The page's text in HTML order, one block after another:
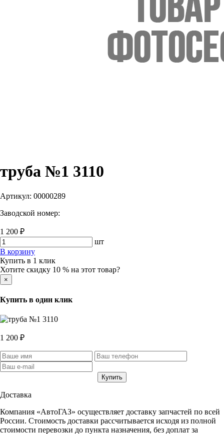
труба №1 3110
Артикул: 00000289
Заводской номер:
1 200 ₽
шт
В корзину
Купить в 1 клик
Хотите скидку 10 % на этот товар?
×
Купить в один клик
1 200 ₽
Доставка
Компания «АвтоГАЗ» осуществляет доставку запчастей по всей
России. Стоимость доставки рассчитывается исходя из полной
стоимости перевозки до пункта назначения, без доплат за